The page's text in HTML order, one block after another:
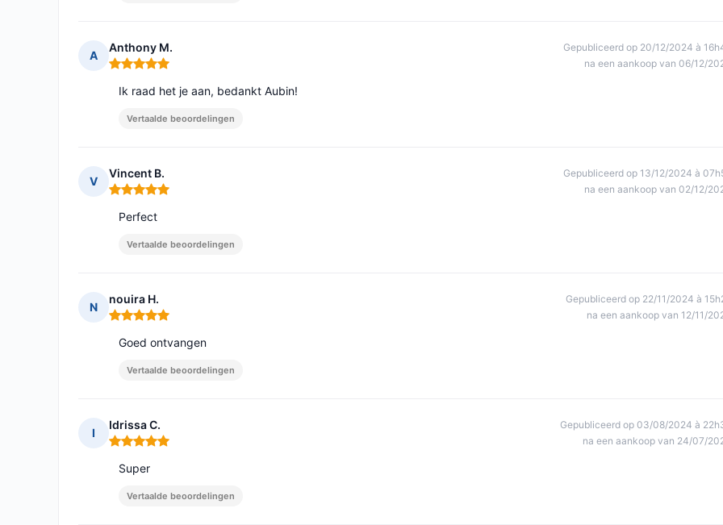
A
Anthony M.
Opmerking: 5 van 5
Gepubliceerd op 20/12/2024 à
na een aankoop van 06/12/
Ik raad het je aan, bedankt Aubin!
Vertaalde beoordelingen
V
Vincent B.
Opmerking: 5 van 5
Gepubliceerd op 13/12/2024 à
na een aankoop van 02/12/
Perfect
Vertaalde beoordelingen
N
nouira H.
Opmerking: 5 van 5
Gepubliceerd op 22/11/2024 à
na een aankoop van 12/11/
Goed ontvangen
Vertaalde beoordelingen
I
Idrissa C.
Opmerking: 5 van 5
Gepubliceerd op 03/08/2024 à
na een aankoop van 24/07/
Super
Vertaalde beoordelingen